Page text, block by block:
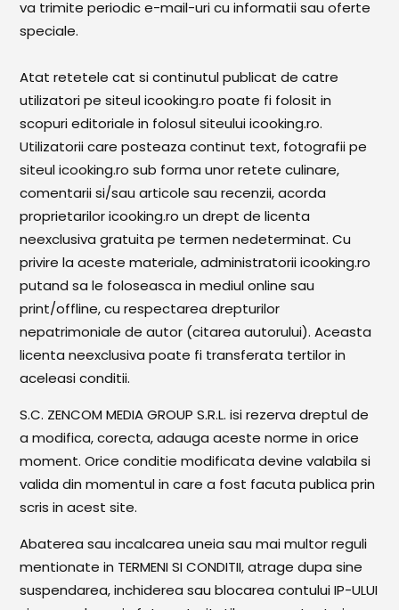
va trimite periodic e-mail-uri cu informatii sau oferte
speciale.
Atat retetele cat si continutul publicat de catre
utilizatori pe siteul icooking.ro poate fi folosit in
scopuri editoriale in folosul siteului icooking.ro.
Utilizatorii care posteaza continut text, fotografii pe
siteul icooking.ro sub forma unor retete culinare,
comentarii si/sau articole sau recenzii, acorda
proprietarilor icooking.ro un drept de licenta
neexclusiva gratuita pe termen nedeterminat. Cu
privire la aceste materiale, administratorii icooking.ro
putand sa le foloseasca in mediul online sau
print/offline, cu respectarea drepturilor
nepatrimoniale de autor (citarea autorului). Aceasta
licenta neexclusiva poate fi transferata tertilor in
aceleasi conditii.
S.C. ZENCOM MEDIA GROUP S.R.L. isi rezerva dreptul de
a modifica, corecta, adauga aceste norme in orice
moment. Orice conditie modificata devine valabila si
valida din momentul in care a fost facuta publica prin
scris in acest site.
Abaterea sau incalcarea uneia sau mai multor reguli
mentionate in TERMENI SI CONDITII, atrage dupa sine
suspendarea, inchiderea sau blocarea contului IP-ULUI